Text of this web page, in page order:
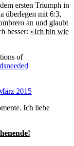
ersten Triumph in
überlegen mit 6:3,
an und glaubt
besser: «Ich bin wie
of
2015
Ich liebe